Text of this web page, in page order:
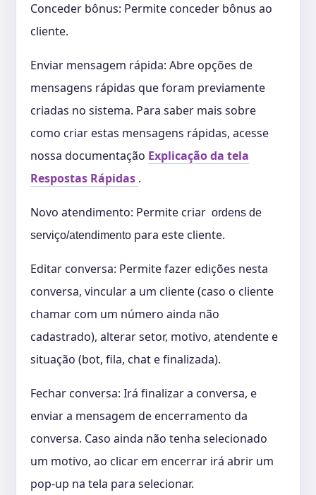
Conceder bônus: Permite conceder bônus ao
cliente.
Enviar mensagem rápida: Abre opções de
mensagens rápidas que foram previamente
criadas no sistema. Para saber mais sobre
como criar estas mensagens rápidas, acesse
nossa documentação Explicação da tela
Respostas Rápidas .
Novo atendimento: Permite criar ordens de
serviço/atendimento para este cliente.
Editar conversa: Permite fazer edições nesta
conversa, vincular a um cliente (caso o cliente
chamar com um número ainda não
cadastrado), alterar setor, motivo, atendente e
situação (bot, fila, chat e finalizada).
Fechar conversa: Irá finalizar a conversa, e
enviar a mensagem de encerramento da
conversa. Caso ainda não tenha selecionado
um motivo, ao clicar em encerrar irá abrir um
pop-up na tela para selecionar.